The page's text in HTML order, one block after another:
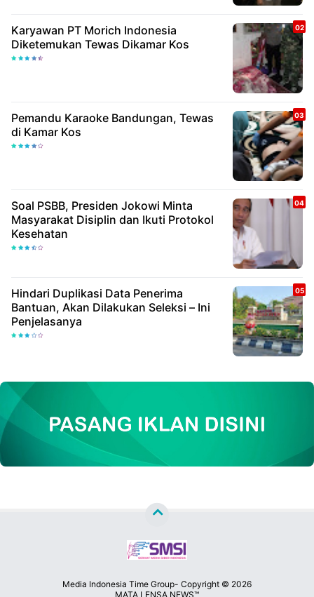
Karyawan PT Morich Indonesia
Diketemukan Tewas Dikamar Kos
Pemandu Karaoke Bandungan, Tewas
di Kamar Kos
Soal PSBB, Presiden Jokowi Minta
Masyarakat Disiplin dan Ikuti Protokol
Kesehatan
Hindari Duplikasi Data Penerima
Bantuan, Akan Dilakukan Seleksi – Ini
Penjelasanya
Media Indonesia Time Group- Copyright © 2026
MATA LENSA NEWS™